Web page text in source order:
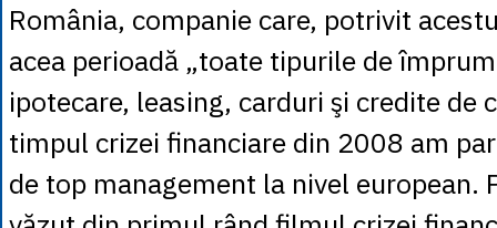
România, companie care, potrivit
acea perioadă „toate tipurile de
ipotecare, leasing, carduri şi credite de
timpul crizei financiare din 2008 am
de top management la nivel european.